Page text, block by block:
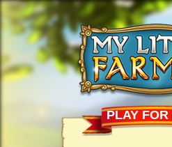
PLAY FOR